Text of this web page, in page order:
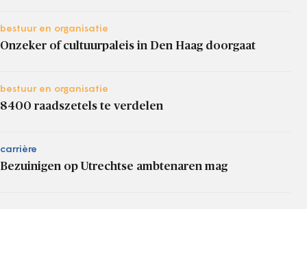
bestuur en organisatie
Onzeker of cultuurpaleis in Den Haag doorgaat
bestuur en organisatie
8400 raadszetels te verdelen
carrière
Bezuinigen op Utrechtse ambtenaren mag